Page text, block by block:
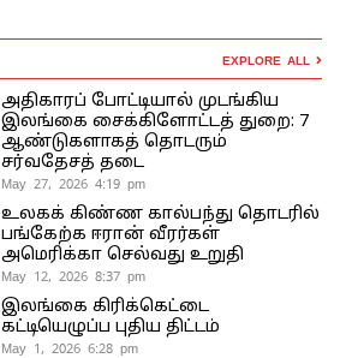
EXPLORE ALL
அதிகாரப் போட்டியால் முடங்கிய
இலங்கை சைக்கிளோட்டத் துறை: 7
ஆண்டுகளாகத் தொடரும்
சர்வதேசத் தடை
May 27, 2026 4:19 pm
உலகக் கிண்ண கால்பந்து தொடரில்
பங்கேற்க ஈரான் வீரர்கள்
அமெரிக்கா செல்வது உறுதி
May 12, 2026 8:37 pm
இலங்கை கிரிக்கெட்டை
கட்டியெழுப்ப புதிய திட்டம்
May 1, 2026 6:28 pm